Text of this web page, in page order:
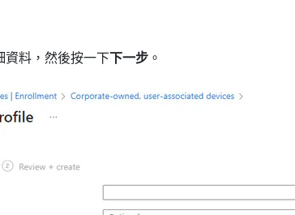
資料，然後按一下下一步。